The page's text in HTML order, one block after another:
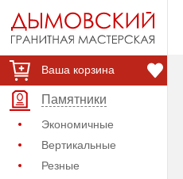
Ваша корзина
Памятники
Экономичные
Вертикальные
Резные